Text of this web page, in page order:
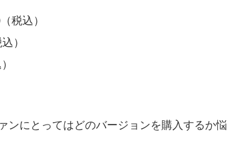
税込）
）
ンにとってはどのバージョンを購入するか悩